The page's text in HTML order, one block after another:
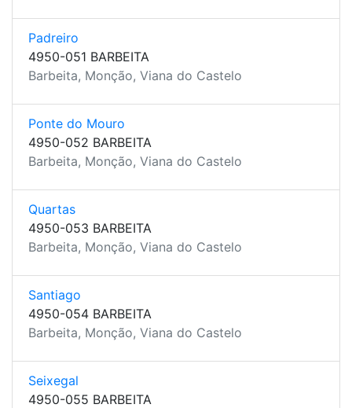
Padreiro
4950-051 BARBEITA
Barbeita, Monção, Viana do Castelo
Ponte do Mouro
4950-052 BARBEITA
Barbeita, Monção, Viana do Castelo
Quartas
4950-053 BARBEITA
Barbeita, Monção, Viana do Castelo
Santiago
4950-054 BARBEITA
Barbeita, Monção, Viana do Castelo
Seixegal
4950-055 BARBEITA